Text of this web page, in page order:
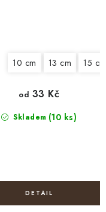
20 cm 22 cm 25
10 cm 13 cm 15 cm
Skladem (10 ks)
od 33 Kč